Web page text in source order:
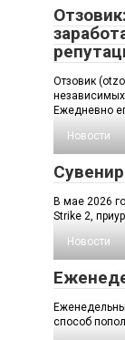
Отзовик
независимых
Ежедневно
Новости
В мае 2026
Strike 2,
Новости
способ